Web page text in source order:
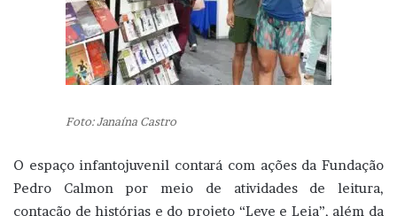
Foto: Janaína Castro
O espaço infantojuvenil contará com ações da Fundação
Pedro Calmon por meio de atividades de leitura,
contação de histórias e do projeto “Leve e Leia”, além da